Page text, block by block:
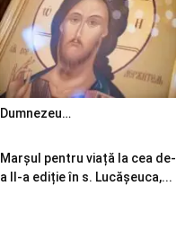
Dumnezeu…
Marșul pentru viață la cea de-
a II-a ediție în s. Lucășeuca,...